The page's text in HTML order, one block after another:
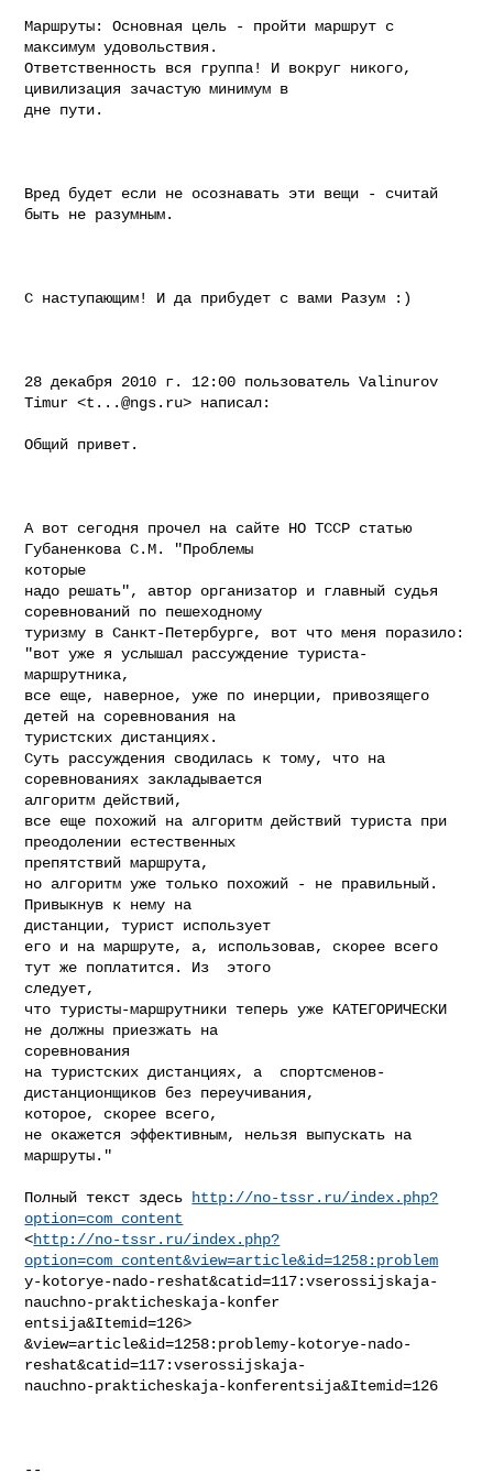
Маршруты: Основная цель - пройти маршрут с
максимум удовольствия.
Ответственность вся группа! И вокруг никого,
цивилизация зачастую минимум в
дне пути.
Вред будет если не осознавать эти вещи - считай
быть не разумным.
С наступающим! И да прибудет с вами Разум :)
28 декабря 2010 г. 12:00 пользователь Valinurov
Timur <t...@ngs.ru> написал:
Общий привет.
А вот сегодня прочел на сайте НО ТССР статью
Губаненкова С.М. "Проблемы
которые
надо решать", автор организатор и главный судья
соревнований по пешеходному
туризму в Санкт-Петербурге, вот что меня поразило:
"вот уже я услышал рассуждение туриста-
маршрутника,
все еще, наверное, уже по инерции, привозящего
детей на соревнования на
туристских дистанциях.
Суть рассуждения сводилась к тому, что на
соревнованиях закладывается
алгоритм действий,
все еще похожий на алгоритм действий туриста при
преодолении естественных
препятствий маршрута,
но алгоритм уже только похожий - не правильный.
Привыкнув к нему на
дистанции, турист использует
его и на маршруте, а, использовав, скорее всего
тут же поплатится. Из  этого
следует,
что туристы-маршрутники теперь уже КАТЕГОРИЧЕСКИ
не должны приезжать на
соревнования
на туристских дистанциях, а  спортсменов-
дистанционщиков без переучивания,
которое, скорее всего,
не окажется эффективным, нельзя выпускать на
маршруты."
Полный текст здесь
http://no-tssr.ru/index.php?
option=com_content
<http://no-tssr.ru/index.php?
option=com_content&view=article&id=1258:problem
y-kotorye-nado-reshat&catid=117:vserossijskaja-
nauchno-prakticheskaja-konfer
entsija&Itemid=126>
&view=article&id=1258:problemy-kotorye-nado-
reshat&catid=117:vserossijskaja-
nauchno-prakticheskaja-konferentsija&Itemid=126
--